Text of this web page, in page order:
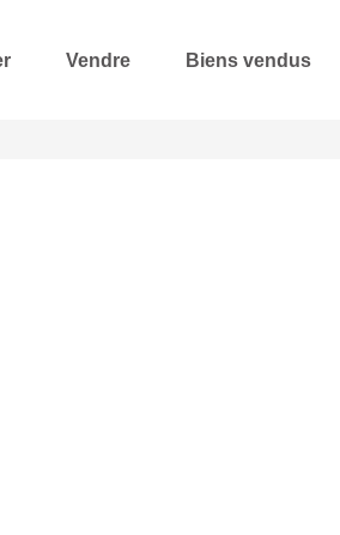
Vendre Biens vendus